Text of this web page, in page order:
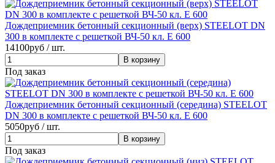
Дождеприемник бетонный секционный (верх) STEELOT DN
300 в комплекте с решеткой ВЧ-50 кл. E 600
14100руб / шт.
Под заказ
Дождеприемник бетонный секционный (середина) STEELOT
DN 300 в комплекте c решеткой ВЧ-50 кл. E 600
5050руб / шт.
Под заказ